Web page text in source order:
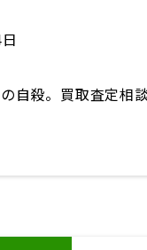
自殺。買取査定相